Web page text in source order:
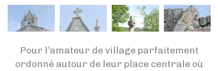
Pour l’amateur de village parfaitement
ordonné autour de leur place centrale où